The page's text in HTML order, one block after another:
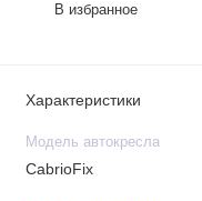
В избранное
Характеристики
Модель автокресла
CabrioFix